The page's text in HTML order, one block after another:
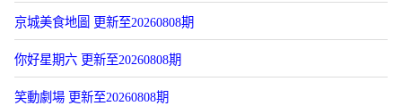
京城美食地圖 更新至20260808期
你好星期六 更新至20260808期
笑動劇場 更新至20260808期